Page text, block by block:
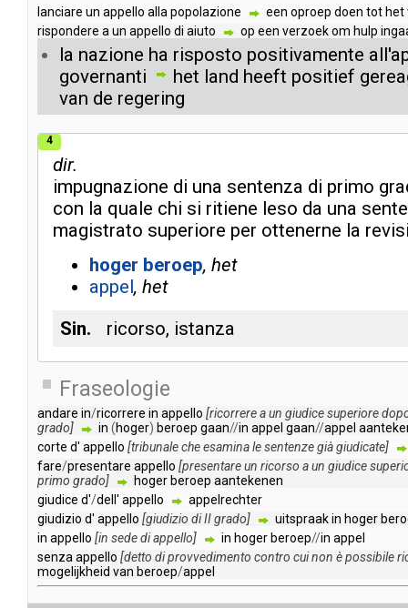
lanciare un appello alla popolazione een oproep doen tot het
rispondere a un appello di aiuto op een verzoekom hulp
la nazione ha risposto positivamente
governanti
het land heeft positief
van de regering
4
dir.
impugnazione di una sentenza di primo
con la quale chi si ritiene leso da una
magistrato superiore per ottenerne la
hoger beroep het
appel het
Sin.
ricorso, istanza
Fraseologie
andare in/ricorrere in appello [ricorrereaun giudicesuperiore
grado] in (hoger) beroep gaan//in appel gaan//appel
corte d' appello [tribunalecheesaminalesentenzegiàgiudicate]
fare/presentare appello [presentareun ricorso aun giudice
primo grado] hoger beroep aantekenen
giudice d'/dell' appello
appelrechter
giudizio d' appello [giudizio diIIgrado] uitspraakin hoger
in appello [in sedediappello] in hoger beroep//in appel
senza appello [detto diprovvedimento contro cuinon èpossibile
mogelijkheid van beroep/appel